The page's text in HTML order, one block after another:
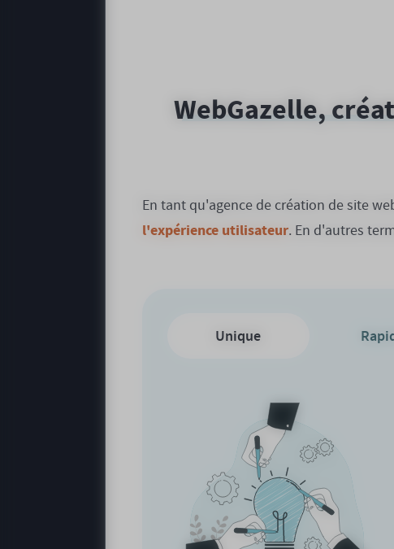
WebGazelle,
En tant qu'agence de création de site
l'expérience utilisateur. En d'autres
Unique